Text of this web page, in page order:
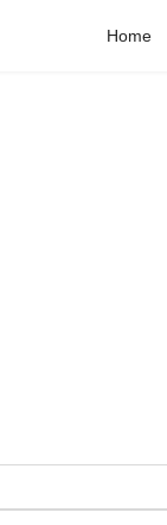
Home